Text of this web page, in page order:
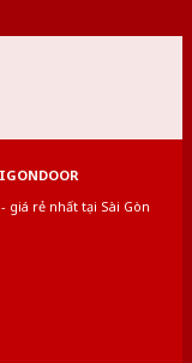
giá rẻ nhất tại Sài Gòn